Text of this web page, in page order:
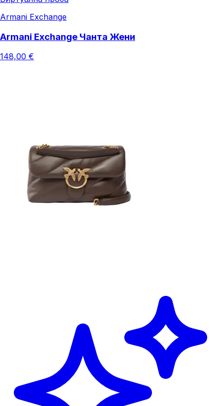
Armani Exchange
Armani Exchange Чанта Жени
148,00 €